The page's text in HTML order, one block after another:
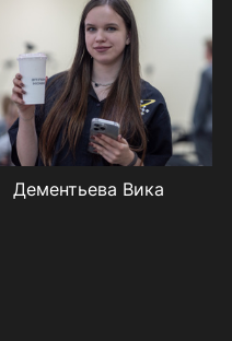
Дементьева Вика